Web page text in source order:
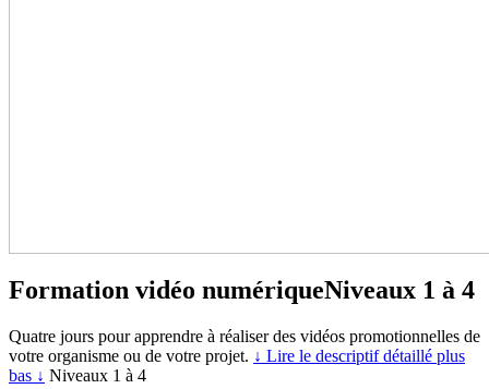
Formation vidéo numériqueNiveaux 1 à 4
Quatre jours pour apprendre à réaliser des vidéos promotionnelles de
votre organisme ou de votre projet. ↓ Lire le descriptif détaillé plus
bas ↓ Niveaux 1 à 4